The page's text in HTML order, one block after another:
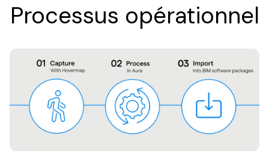
Processus opérationnel